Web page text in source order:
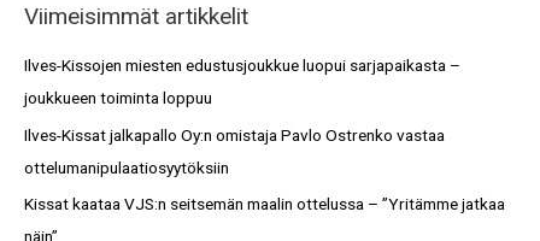
r
c
h
Viimeisimmät artikkelit
Ilves-Kissojen miesten edustusjoukkue luopui sarjapaikasta –
joukkueen toiminta loppuu
Ilves-Kissat jalkapallo Oy:n omistaja Pavlo Ostrenko vastaa
ottelumanipulaatiosyytöksiin
Kissat kaataa VJS:n seitsemän maalin ottelussa – ”Yritämme jatkaa
näin”
i
t
o
t